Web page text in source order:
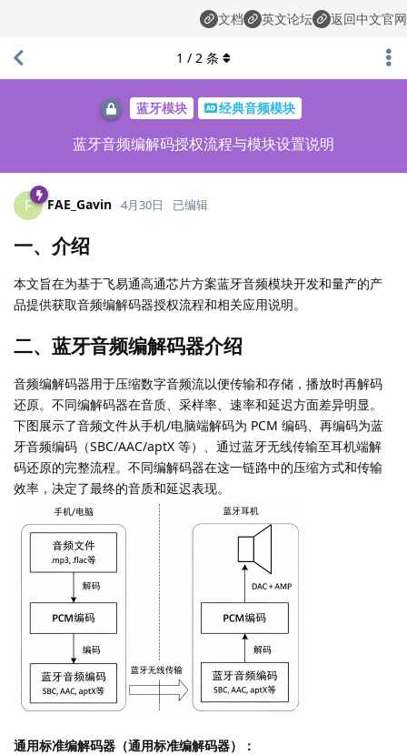
文档 英文论坛 返回中文官网
蓝牙模块 经典音频模块
蓝牙音频编解码授权流程与模块设置说明
1 / 2 条
F FAE_Gavin 4月30日 已编辑
一、介绍
本文旨在为基于飞易通高通芯片方案蓝牙音频模块开发和量产的产
品提供获取音频编解码器授权流程和相关应用说明。
二、蓝牙音频编解码器介绍
音频编解码器用于压缩数字音频流以便传输和存储，播放时再解码
还原。不同编解码器在音质、采样率、速率和延迟方面差异明显。
下图展示了音频文件从手机/电脑端解码为 PCM 编码、再编码为蓝
牙音频编码（SBC/AAC/aptX 等）、通过蓝牙无线传输至耳机端解
码还原的完整流程。不同编解码器在这一链路中的压缩方式和传输
效率，决定了最终的音质和延迟表现。
通用标准编解码器（通用标准编解码器）：